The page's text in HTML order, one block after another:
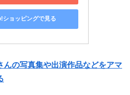
ショッピングで見る
んの写真集や出演作品などをアマ